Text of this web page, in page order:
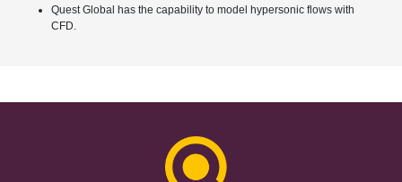
Quest Global has the capability to model hypersonic flows with
CFD.